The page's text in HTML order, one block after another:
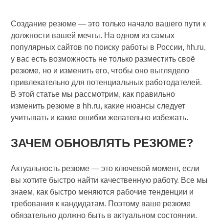
Создание резюме — это только начало вашего пути к
должности вашей мечты. На одном из самых
популярных сайтов по поиску работы в России, hh.ru,
у вас есть возможность не только разместить своё
резюме, но и изменить его, чтобы оно выглядело
привлекательно для потенциальных работодателей.
В этой статье мы рассмотрим, как правильно
изменить резюме в hh.ru, какие нюансы следует
учитывать и какие ошибки желательно избежать.
ЗАЧЕМ ОБНОВЛЯТЬ РЕЗЮМЕ?
Актуальность резюме — это ключевой момент, если
вы хотите быстро найти качественную работу. Все мы
знаем, как быстро меняются рабочие тенденции и
требования к кандидатам. Поэтому ваше резюме
обязательно должно быть в актуальном состоянии.